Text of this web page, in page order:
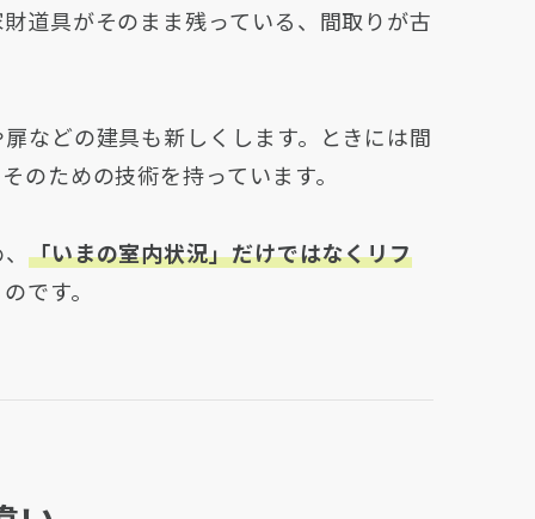
道具がそのまま残っている、間取りが古
などの建具も新しくします。ときには間
のための技術を持っています。
「いまの室内状況」だけではなくリフ
です。